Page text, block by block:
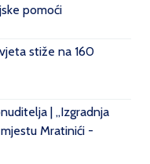
pomoći
stiže na 160
| „Izgradnja
Mratinići -